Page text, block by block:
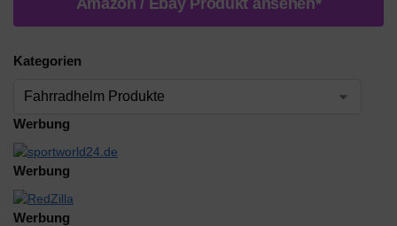
Kategorien
Werbung
Werbung
Werbung